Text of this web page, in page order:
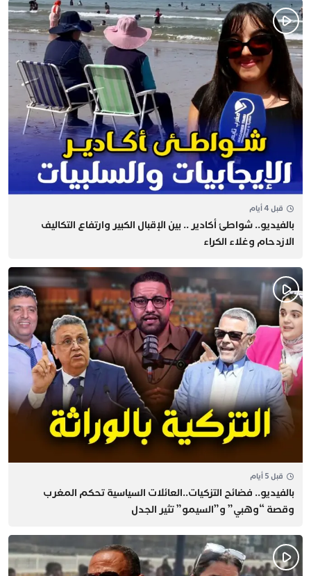
قبل 4 أيام
بالفيديو.. شواطئ أكادير .. بين الإقبال الكبير وارتفاع التكاليف
الازدحام وغلاء الكراء
قبل 5 أيام
بالفيديو.. فضائح التزكيات..العائلات السياسية تحكم المغرب
وقصة “وهبي” و”السيمو” تثير الجدل